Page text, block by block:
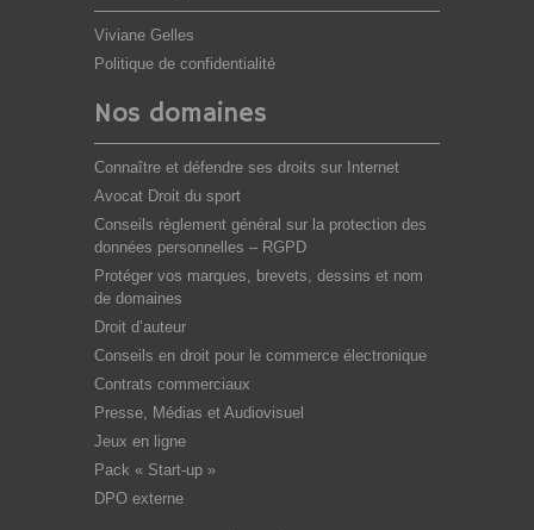
Viviane Gelles
Politique de confidentialité
Nos domaines
Connaître et défendre ses droits sur Internet
Avocat Droit du sport
Conseils règlement général sur la protection des
données personnelles – RGPD
Protéger vos marques, brevets, dessins et nom
de domaines
Droit d’auteur
Conseils en droit pour le commerce électronique
Contrats commerciaux
Presse, Médias et Audiovisuel
Jeux en ligne
Pack « Start-up »
DPO externe